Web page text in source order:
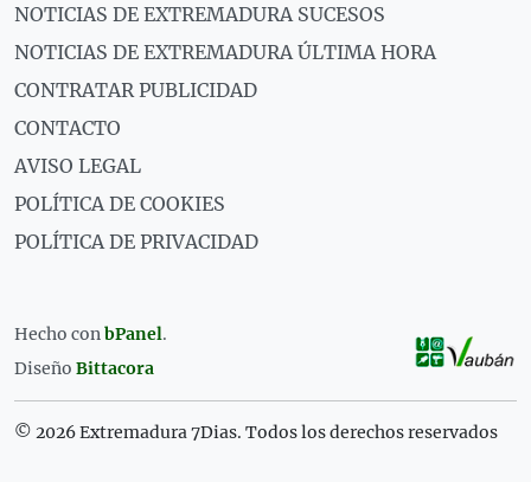
NOTICIAS DE EXTREMADURA SUCESOS
NOTICIAS DE EXTREMADURA ÚLTIMA HORA
CONTRATAR PUBLICIDAD
CONTACTO
AVISO LEGAL
POLÍTICA DE COOKIES
POLÍTICA DE PRIVACIDAD
Hecho con bPanel.
Diseño Bittacora
© 2026 Extremadura 7Dias. Todos los derechos reservados